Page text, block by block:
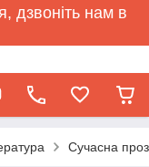
дзвоніть нам в
Сучасна